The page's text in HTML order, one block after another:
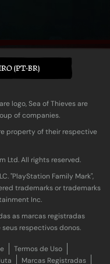
(PT-BR)
logo, Sea of Thieves are
of companies.
property of their respective
Ltd. All rights reserved.
"PlayStation Family Mark",
trademarks or trademarks
Inc.
as marcas registradas
respectivos donos.
Termos de Uso
Marcas Registradas